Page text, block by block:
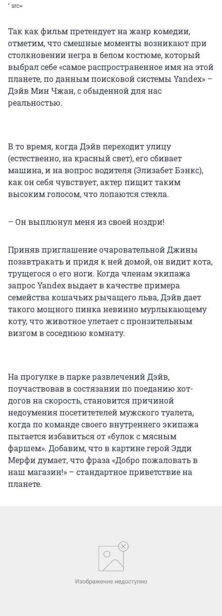
" src=
Так как фильм претендует на жанр комедии,
отметим, что смешные моменты возникают при
столкновении негра в белом костюме, который
выбрал себе «самое распространенное имя на этой
планете, по данным поисковой системы Yandex» –
Дэйв Мин Чжан, с обыденной для нас
реальностью.
В то время, когда Дэйв переходит улицу
(естественно, на красный свет), его сбивает
машина, и на вопрос водителя (Элизабет Бэнкс),
как он себя чувствует, актер пищит таким
высоким голосом, что лопаются стекла.
– Он выплюнул меня из своей ноздри!
Приняв приглашение очаровательной Джины
позавтракать и придя к ней домой, он видит кота,
трущегося о его ноги. Когда членам экипажа
запрос Yandex выдает в качестве примера
семейства кошачьих рычащего льва, Дэйв дает
такого мощного пинка невинно мурлыкающему
коту, что животное улетает с пронзительным
визгом в соседнюю комнату.
На прогулке в парке развлечений Дэйв,
поучаствовав в состязании по поеданию хот-
догов на скорость, становится причиной
недоумения посетитетелей мужского туалета,
когда по команде своего внутреннего экипажа
пытается избавиться от «булок с мясным
фаршем». Добавим, что в картине герой Эдди
Мерфи думает, что фраза «Добро пожаловать в
наш магазин!» – стандартное приветствие на
планете.